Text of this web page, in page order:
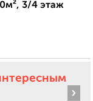
3/4 этаж
›